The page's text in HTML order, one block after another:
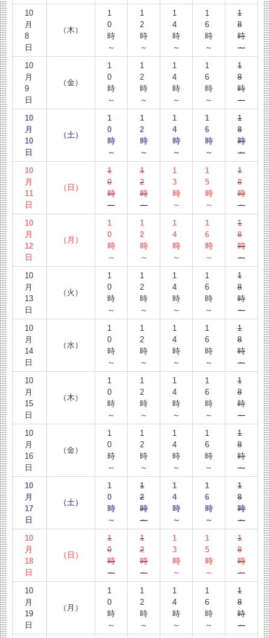
10
月
8
日
（木）
1
0
時
～
1
2
時
～
1
4
時
～
1
6
時
～
1
8
時
～
10
月
9
日
（金）
1
0
時
～
1
2
時
～
1
4
時
～
1
6
時
～
1
8
時
～
10
月
10
日
（土）
1
0
時
～
1
2
時
～
1
4
時
～
1
6
時
～
1
8
時
～
10
月
11
日
（日）
1
0
時
～
1
2
時
～
1
3
時
～
1
5
時
～
1
8
時
～
10
月
12
日
（月）
1
0
時
～
1
2
時
～
1
4
時
～
1
6
時
～
1
8
時
～
10
月
13
日
（火）
1
0
時
～
1
2
時
～
1
4
時
～
1
6
時
～
1
8
時
～
10
月
14
日
（水）
1
0
時
～
1
2
時
～
1
4
時
～
1
6
時
～
1
8
時
～
10
月
15
日
（木）
1
0
時
～
1
2
時
～
1
4
時
～
1
6
時
～
1
8
時
～
10
月
16
日
（金）
1
0
時
～
1
2
時
～
1
4
時
～
1
6
時
～
1
8
時
～
10
月
17
日
（土）
1
0
時
～
1
2
時
～
1
4
時
～
1
6
時
～
1
8
時
～
10
月
18
日
（日）
1
0
時
～
1
2
時
～
1
3
時
～
1
5
時
～
1
8
時
～
10
月
19
日
（月）
1
0
時
～
1
2
時
～
1
4
時
～
1
6
時
～
1
8
時
～